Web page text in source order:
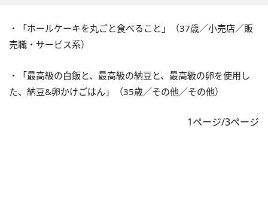
・「ホールケーキを丸ごと食べること」（37歳／小売店／販
売職・サービス系）
・「最高級の白飯と、最高級の納豆と、最高級の卵を使用し
た、納豆&卵かけごはん」（35歳／その他／その他）
1ページ/3ページ